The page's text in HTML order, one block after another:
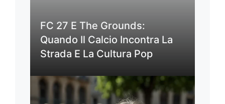
FC 27 E The Grounds:
Quando Il Calcio Incontra La
Strada E La Cultura Pop